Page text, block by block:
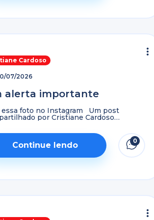
Cardoso
07/2026
alerta importante
essa foto no Instagram Um post
por Cristiane Cardoso
Continue lendo 0